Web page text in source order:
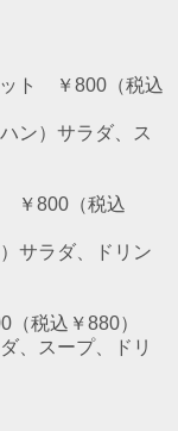
ト ￥800（税込
サラダ、ス
￥800（税込
ダ、ドリン
税込￥880）
ープ、ドリ